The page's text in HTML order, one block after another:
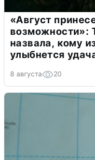
«Август
возможности»:
назвала, кому
улыбнется
8 августа 20